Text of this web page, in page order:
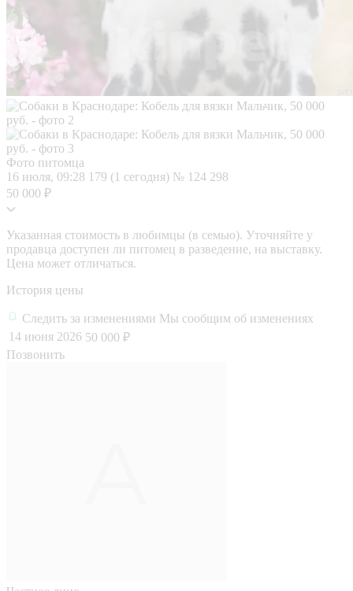
Фото питомца
16 июля, 09:28 179 (1 сегодня) № 124 298
50 000 ₽
Указанная стоимость в любимцы (в семью). Уточняйте у
продавца доступен ли питомец в разведение, на выставку.
Цена может отличаться.
История цены
Следить за изменениями Мы сообщим об изменениях
14 июня 2026 50 000 ₽
Позвонить